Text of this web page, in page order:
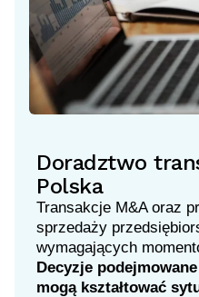
Doradztwo
Polska
Transakcje M&A oraz
sprzedaży
wymagających
Decyzje
mogą kształtować